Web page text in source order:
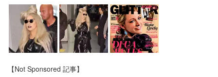
【Not Sponsored 記事】